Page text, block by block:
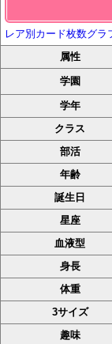
レア別カード枚数グラ
属性
学園
学年
クラス
部活
年齢
誕生日
星座
血液型
身長
体重
3サイズ
趣味